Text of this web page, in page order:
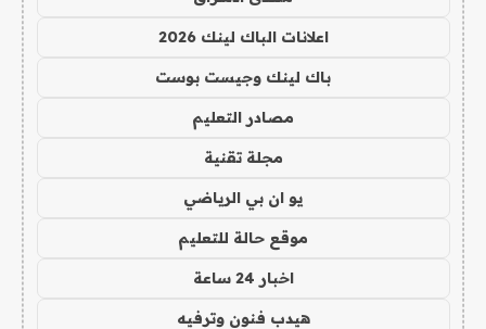
اعلانات الباك لينك 2026
باك لينك وجيست بوست
مصادر التعليم
مجلة تقنية
يو ان بي الرياضي
موقع حالة للتعليم
اخبار 24 ساعة
هيدب فنون وترفيه